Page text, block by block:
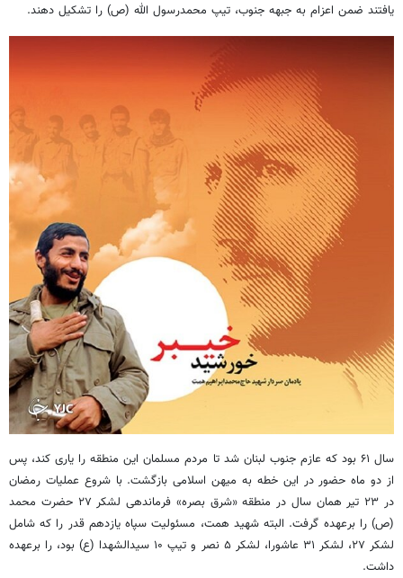
یافتند ضمن اعزام به جبهه جنوب، تیپ محمدرسول الله (ص) را تشکیل دهند.
سال ۶۱ بود که عازم جنوب لبنان شد تا مردم مسلمان این منطقه را یاری کند، پس
از دو ماه حضور در این خطه به میهن اسلامی بازگشت. با شروع عملیات رمضان
در ۲۳ تیر همان سال در منطقه «شرق بصره» فرماندهی لشکر ۲۷ حضرت محمد
(ص) را برعهده گرفت. البته شهید همت، مسئولیت سپاه یازدهم قدر را که شامل
لشکر ۲۷، لشکر ۳۱ عاشورا، لشکر ۵ نصر و تیپ ۱۰ سیدالشهدا (ع) بود، را برعهده
داشت.